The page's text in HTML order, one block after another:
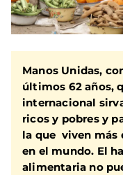
Manos Unidas,
últimos 62 años,
internacional
ricos y pobres y
la que viven más
en el mundo. El
alimentaria no